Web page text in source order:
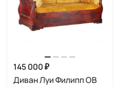
145 000 ₽
Диван Луи Филипп ОВ